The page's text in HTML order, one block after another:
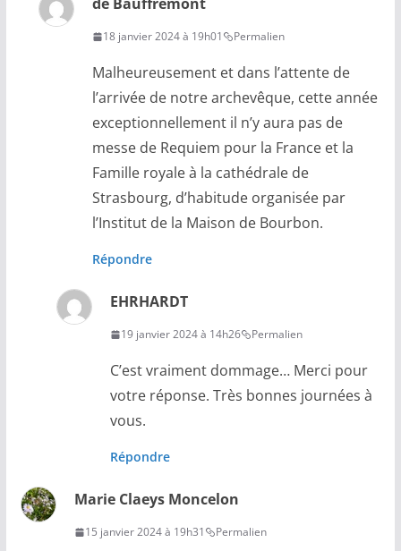
18 janvier 2024 à 19h01 Permalien
Malheureusement et dans l’attente de
l’arrivée de notre archevêque, cette année
exceptionnellement il n’y aura pas de
messe de Requiem pour la France et la
Famille royale à la cathédrale de
Strasbourg, d’habitude organisée par
l’Institut de la Maison de Bourbon.
Répondre
EHRHARDT
19 janvier 2024 à 14h26 Permalien
C’est vraiment dommage… Merci pour
votre réponse. Très bonnes journées à
vous.
Répondre
Marie Claeys Moncelon
15 janvier 2024 à 19h31 Permalien